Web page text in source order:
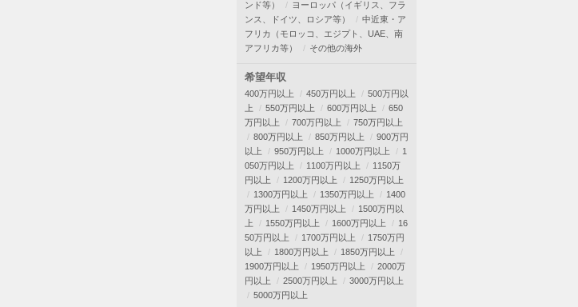
ンド等）
ヨーロッパ（イギリス、フラ
ンス、ドイツ、ロシア等）
中近東・ア
フリカ（モロッコ、エジプト、UAE、南
アフリカ等）
その他の海外
希望年収
400万円以上 450万円以上
500万円以
上
550万円以上 600万円以上
650
万円以上
700万円以上
750万円以上
800万円以上
850万円以上
900万円
以上
950万円以上 1000万円以上
1
050万円以上
1100万円以上
1150万
円以上
1200万円以上
1250万円以上
1300万円以上
1350万円以上
1400
万円以上
1450万円以上
1500万円以
上
1550万円以上 1600万円以上
16
50万円以上
1700万円以上
1750万円
以上
1800万円以上
1850万円以上
1900万円以上
1950万円以上
2000万
円以上
2500万円以上
3000万円以上
5000万円以上